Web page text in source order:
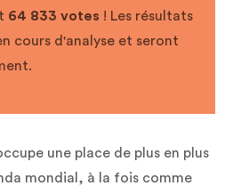
64 833 votes ! Les résultats
cours d'analyse et seront
une place de plus en plus
mondial, à la fois comme